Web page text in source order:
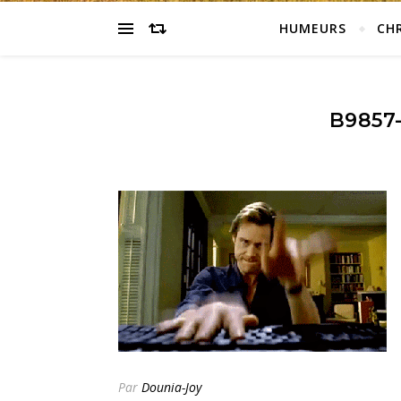
HUMEURS
Par Dounia-Joy